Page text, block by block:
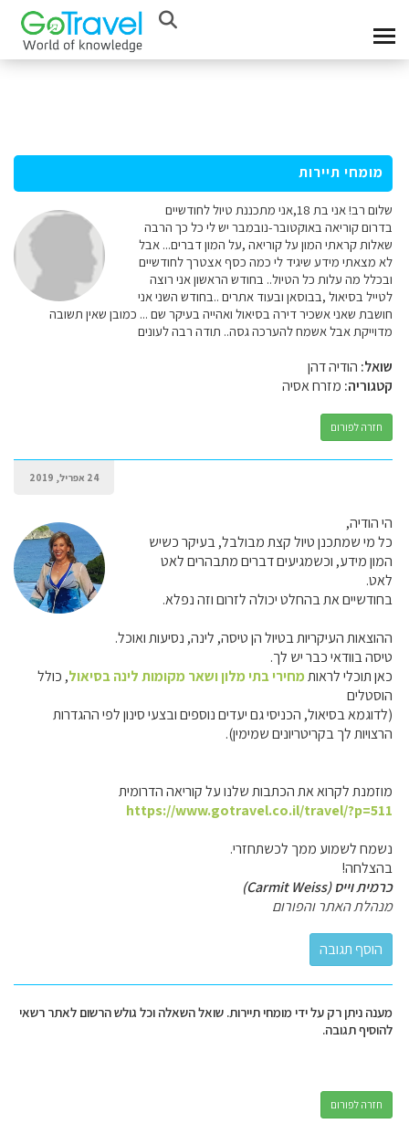
מומחי תיירות
שלום רב! אני בת 18,אני מתכננת טיול לחודשיים
בדרום קוריאה באוקטובר-נובמבר יש לי כל כך הרבה
שאלות קראתי המון על קוריאה ,על המון דברים... אבל
לא מצאתי מידע שיגיד לי כמה כסף אצטרך לחודשיים
ובכלל מה עלות כל הטיול.. בחודש הראשון אני רוצה
לטייל בסיאול ,בבוסאן ובעוד אתרים ..בחודש השני אני
חושבת שאני אשכיר דירה בסיאול ואהייה בעיקר שם ... כמובן שאין תשובה
מדוייקת אבל אשמח להערכה גסה.. תודה רבה לעונים
שואל: הודיה דהן
קטגוריה: מזרח אסיה
חזרה לפורום
24 אפריל, 2019
הי הודיה,
כל מי שמתכנן טיול קצת מבולבל, בעיקר כשיש
המון מידע, וכשמגיעים דברים מתבהרים לאט
לאט.
בחודשיים את בהחלט יכולה לזרום וזה נפלא.
ההוצאות העיקריות בטיול הן טיסה, לינה, נסיעות ואוכל.
טיסה בוודאי כבר יש לך.
כאן תוכלי לראותמחירי בתי מלון ושאר מקומות לינה בסיאול, כולל
הוסטלים
(לדוגמא בסיאול, הכניסי גם יעדים נוספים ובצעי סינון לפי ההגדרות
הרצויות לך בקריטריונים שמימין).
מוזמנת לקרוא את הכתבות שלנו על קוריאה הדרומית
https://www.gotravel.co.il/travel/?p=511
נשמח לשמוע ממך לכשתחזרי.
בהצלחה!
כרמית וייס (Carmit Weiss)
מנהלת האתר והפורום
מענה ניתן רק על ידי מומחי תיירות. שואל השאלה וכל גולש הרשום לאתר רשאי
להוסיף תגובה.
חזרה לפורום